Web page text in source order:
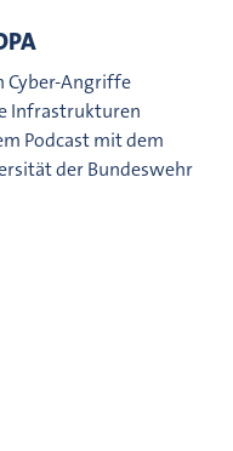
Cyber-Angriffe
Infrastrukturen
Podcast mit dem
der Bundeswehr